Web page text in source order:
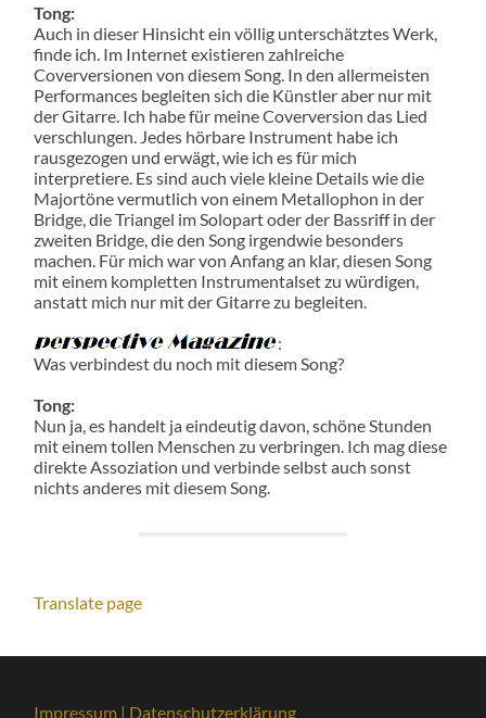
Tong:
Auch in dieser Hinsicht ein völlig unterschätztes Werk,
finde ich. Im Internet existieren zahlreiche
Coverversionen von diesem Song. In den allermeisten
Performances begleiten sich die Künstler aber nur mit
der Gitarre. Ich habe für meine Coverversion das Lied
verschlungen. Jedes hörbare Instrument habe ich
rausgezogen und erwägt, wie ich es für mich
interpretiere. Es sind auch viele kleine Details wie die
Majortöne vermutlich von einem Metallophon in der
Bridge, die Triangel im Solopart oder der Bassriff in der
zweiten Bridge, die den Song irgendwie besonders
machen. Für mich war von Anfang an klar, diesen Song
mit einem kompletten Instrumentalset zu würdigen,
anstatt mich nur mit der Gitarre zu begleiten.
:
Was verbindest du noch mit diesem Song?
Tong:
Nun ja, es handelt ja eindeutig davon, schöne Stunden
mit einem tollen Menschen zu verbringen. Ich mag diese
direkte Assoziation und verbinde selbst auch sonst
nichts anderes mit diesem Song.
Translate page
Impressum | Datenschutzerklärung